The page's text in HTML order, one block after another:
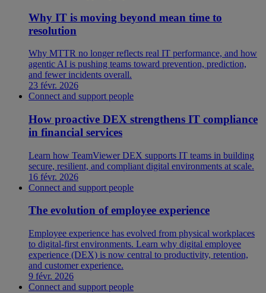
Why IT is moving beyond mean time to
resolution
Why MTTR no longer reflects real IT performance, and how
agentic AI is pushing teams toward prevention, prediction,
and fewer incidents overall.
23 févr. 2026
Connect and support people
How proactive DEX strengthens IT compliance
in financial services
Learn how TeamViewer DEX supports IT teams in building
secure, resilient, and compliant digital environments at scale.
16 févr. 2026
Connect and support people
The evolution of employee experience
Employee experience has evolved from physical workplaces
to digital-first environments. Learn why digital employee
experience (DEX) is now central to productivity, retention,
and customer experience.
9 févr. 2026
Connect and support people